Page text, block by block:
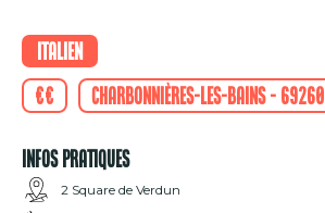
Italien
€€
Charbonnières-les-Bains - 69260
INFOS PRATIQUES
2 Square de Verdun